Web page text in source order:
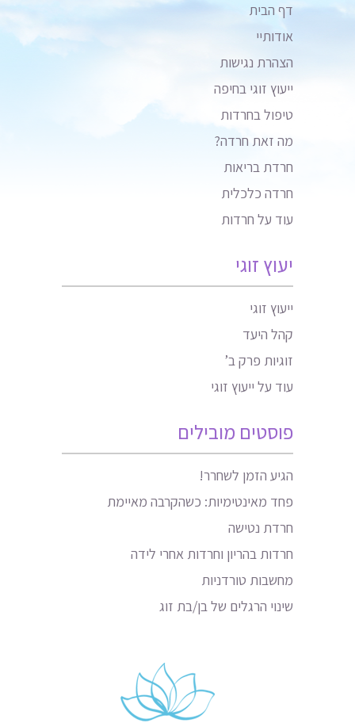
דף הבית
אודותיי
הצהרת נגישות
ייעוץ זוגי בחיפה
טיפול בחרדות
מה זאת חרדה?
חרדת בריאות
חרדה כלכלית
עוד על חרדות
יעוץ זוגי
ייעוץ זוגי
קהל היעד
זוגיות פרק ב’
עוד על ייעוץ זוגי
פוסטים מובילים
הגיע הזמן לשחרר!
פחד מאינטימיות: כשהקרבה מאיימת
חרדת נטישה
חרדות בהריון וחרדות אחרי לידה
מחשבות טורדניות
שינוי הרגלים של בן/בת זוג